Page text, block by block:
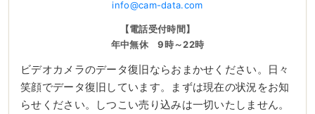
info@cam-data.com
【電話受付時間】
年中無休 9時～22時
ビデオカメラのデータ復旧ならおまかせください。日々
笑顔でデータ復旧しています。まずは現在の状況をお知
らせください。しつこい売り込みは一切いたしません。